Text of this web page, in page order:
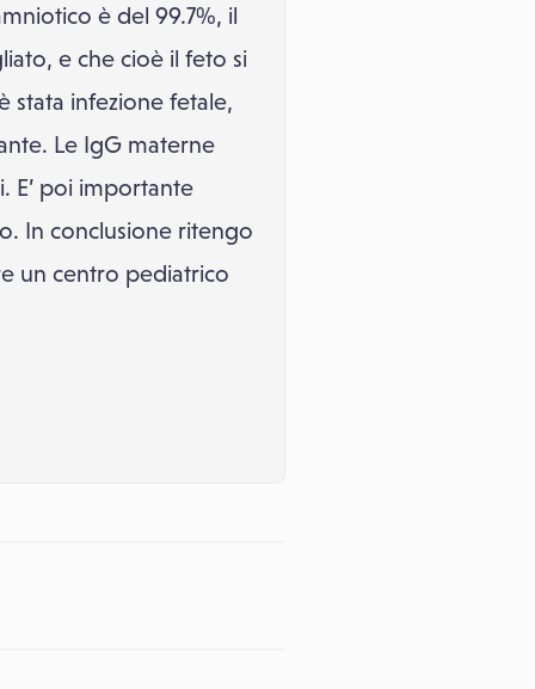
è del 99.7%, il
e che cioè il feto si
stata infezione fetale,
Le IgG materne
E’ poi importante
In conclusione ritengo
un centro pediatrico